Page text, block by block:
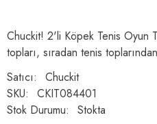
Chuckit! 2'li Köpek Tenis Oyun
topları, sıradan tenis
Satıcı:
Chuckit
SKU:
CKIT084401
Stok Durumu:
Stokta